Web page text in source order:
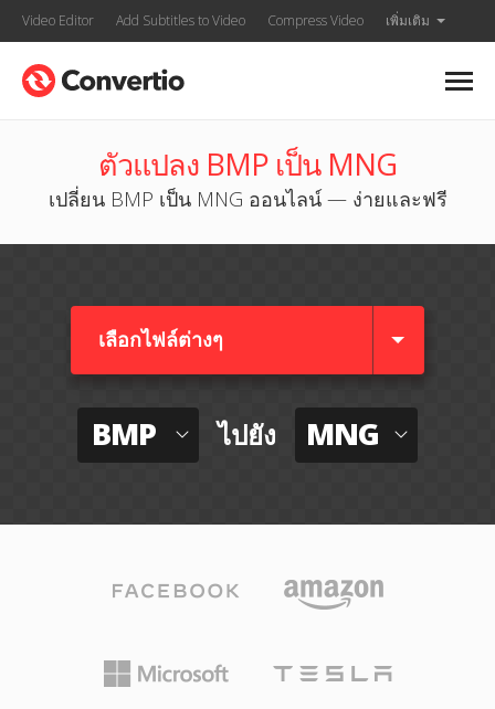
Video Editor Add Subtitles to Video Compress Video เพิ่มเติม
ตัวแปลง BMP เป็น MNG
เปลี่ยน BMP เป็น MNG ออนไลน์ — ง่ายและฟรี
เลือกไฟล์ต่างๆ​
BMP ไปยัง MNG